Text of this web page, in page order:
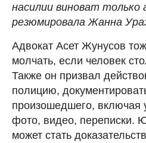
насилии виноват только
резюмировала Жанна
Адвокат Асет Жунусов
молчать, если человек
Также он призвал
полицию,
произошедшего, включая
фото, видео, переписки.
может стать